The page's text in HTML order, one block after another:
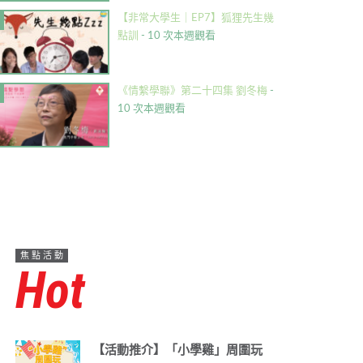
【非常大學生｜EP7】狐狸先生幾
點訓 - 10 次本週觀看
《情繫學聯》第二十四集 劉冬梅 -
10 次本週觀看
焦點活動
Hot
【活動推介】「小學雞」周圍玩